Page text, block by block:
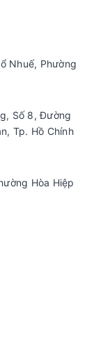
Nhuế, Phường
Số 8, Đường
Tp. Hồ Chính
Hòa Hiệp